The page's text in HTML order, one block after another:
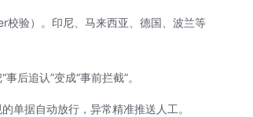
验）。印尼、马来西亚、德国、波兰等
后追认”变成“事前拦截”。
单据自动放行，异常精准推送人工。